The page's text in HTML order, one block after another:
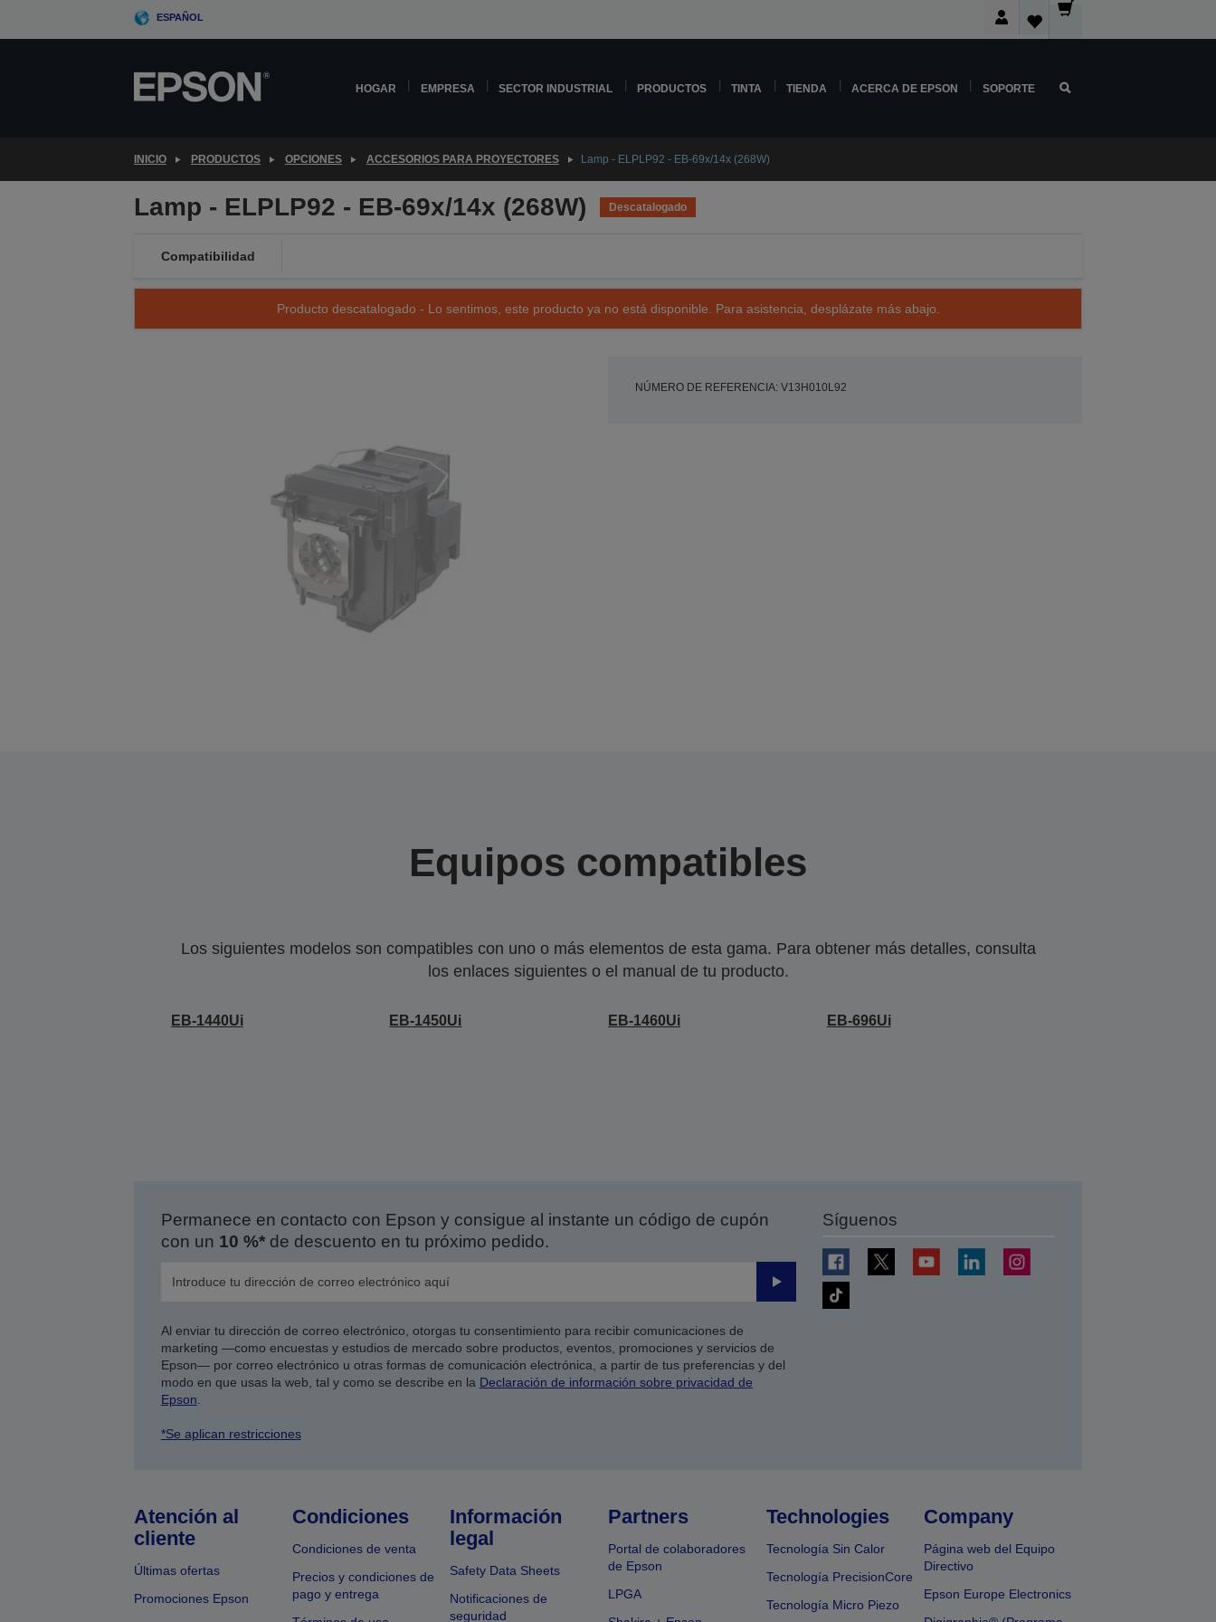
ESPAÑOL
HOGAR EMPRESA SECTOR INDUSTRIAL PRODUCTOS TINTA TIENDA ACERCA DE EPSON SOPORTE
INICIO PRODUCTOS OPCIONES ACCESORIOS PARA PROYECTORES Lamp - ELPLP92 - EB-69x/14x (268W)
Lamp - ELPLP92 - EB-69x/14x (268W) Descatalogado
Compatibilidad
Producto descatalogado - Lo sentimos, este producto ya no está disponible. Para asistencia, desplázate más abajo.
NÚMERO DE REFERENCIA: V13H010L92
Equipos compatibles
Los siguientes modelos son compatibles con uno o más elementos de esta gama. Para obtener más detalles, consulta
los enlaces siguientes o el manual de tu producto.
EB-1440Ui EB-1450Ui EB-1460Ui EB-696Ui
Permanece en contacto con Epson y consigue al instante un código de cupón
con un 10 %*de descuento en tu próximo pedido.
Enviar
Al enviar tu dirección de correo electrónico, otorgas tu consentimiento para recibir comunicaciones de
marketing —como encuestas y estudios de mercado sobre productos, eventos, promociones y servicios de
Epson— por correo electrónico u otras formas de comunicación electrónica, a partir de tus preferencias y del
modo en que usas la web, tal y como se describe en la Declaración de información sobre privacidad de
Epson
*Se aplican restricciones
Síguenos
Atención al
cliente
Últimas ofertas
Promociones Epson
Condiciones
Condiciones de venta
Precios y condiciones de
pago y entrega
Información
legal
Safety Data Sheets
Notificaciones de
seguridad
Partners
Portal de colaboradores
de Epson
LPGA
Technologies
Tecnología Sin Calor
Tecnología PrecisionCore
Tecnología Micro Piezo
Company
Página web del Equipo
Directivo
Epson Europe Electronics